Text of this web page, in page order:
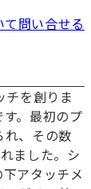
問い合せる
チを創りま
。最初のプ
れ、その数
ました。シ
アタッチメ